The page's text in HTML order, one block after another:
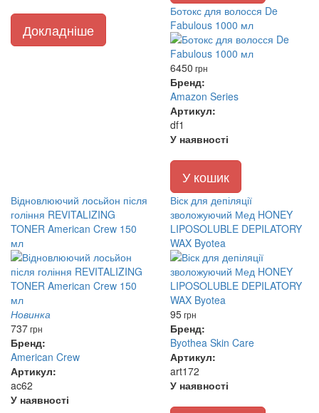
Докладніше
Ботокс для волосся De
Fabulous 1000 мл
6450 грн
Бренд:
Amazon Series
Артикул:
df1
У наявності
У кошик
Відновлюючий лосьйон після
гоління REVITALIZING
TONER American Crew 150
мл
Новинка
737грн
Бренд:
American Crew
Артикул:
ac62
У наявності
Віск для депіляції
зволожуючий Мед HONEY
LIPOSOLUBLE DEPILATORY
WAX Byotea
95грн
Бренд:
Byothea Skin Care
Артикул:
art172
У наявності